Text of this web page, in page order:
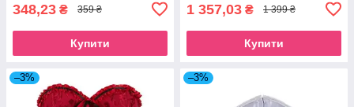
348,23 ₴ 359 ₴
Купити
1 357,03 ₴ 1 399 ₴
Купити
–3% –3%